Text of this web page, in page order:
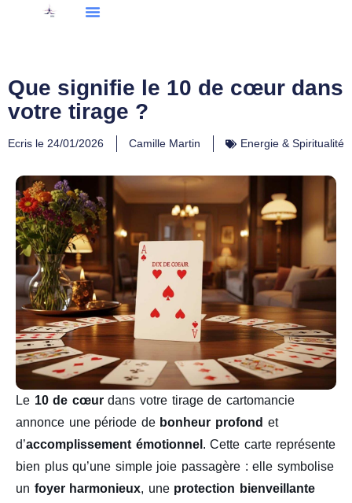
Que signifie le 10 de cœur dans
votre tirage ?
Ecris le 24/01/2026 Camille Martin Energie & Spiritualité
Le 10 de cœurdans votre tirage de cartomancie
annonce une période de bonheur profond et
d’accomplissement émotionnel . Cette carte représente
bien plus qu’une simple joie passagère : elle symbolise
un foyer harmonieux, une protection bienveillante